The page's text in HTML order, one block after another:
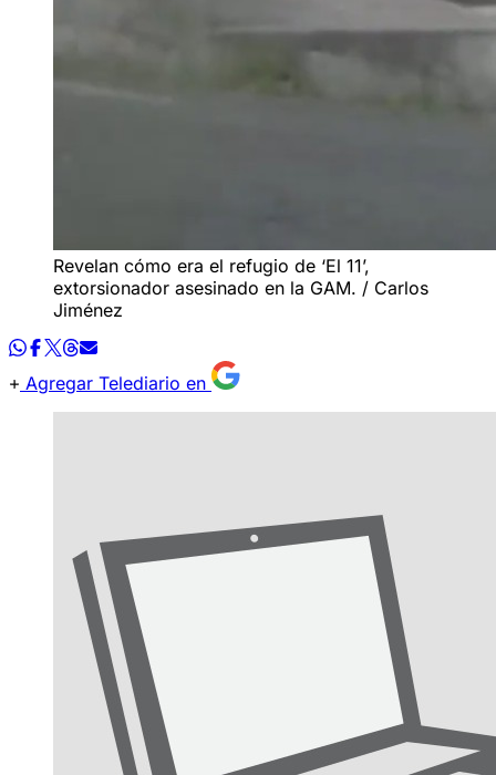
Revelan cómo era el refugio de ‘El 11’,
extorsionador asesinado en la GAM. / Carlos
Jiménez
Agregar Telediario en